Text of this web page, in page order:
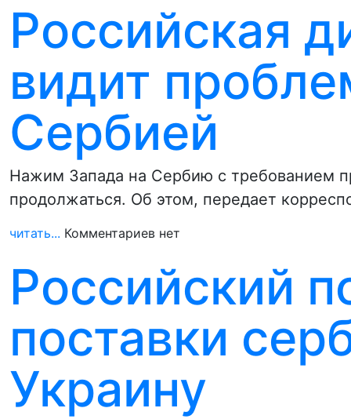
Российская
видит
Сербией
Нажим Запада на Сербию с требованием
продолжаться. Об этом, передает
читать... Комментариев нет
Российский
поставки
Украину